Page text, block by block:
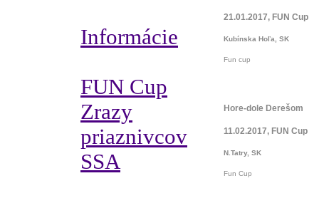
Informácie
FUN Cup
Zrazy
priaznivcov
SSA
21.01.2017, FUN Cup
Kubínska Hoľa, SK
Fun cup
Hore-dole Derešom
11.02.2017, FUN Cup
N.Tatry, SK
Fun Cup